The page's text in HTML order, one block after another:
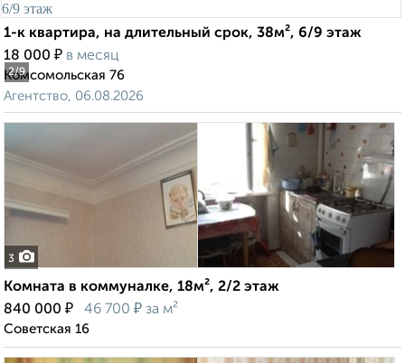
2/9
1-к квартира, на длительный срок, 38м², 6/9 этаж
18 000 ₽ в месяц
Комсомольская 76
Агентство, 06.08.2026
3
Комната в коммуналке, 18м², 2/2 этаж
840 000 ₽ 46 700 ₽ за м²
Советская 16